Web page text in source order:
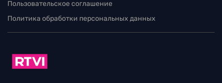
Пользовательское соглашение
Политика обработки персональных данных